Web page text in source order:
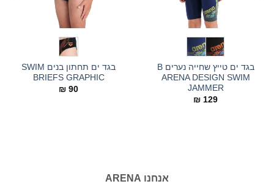
בגד ים טייץ שחייה נערים B
ARENA DESIGN SWIM
JAMMER
₪ 129
בגד ים תחתון בנים SWIM
BRIEFS GRAPHIC
₪ 90
אנחנו ARENA